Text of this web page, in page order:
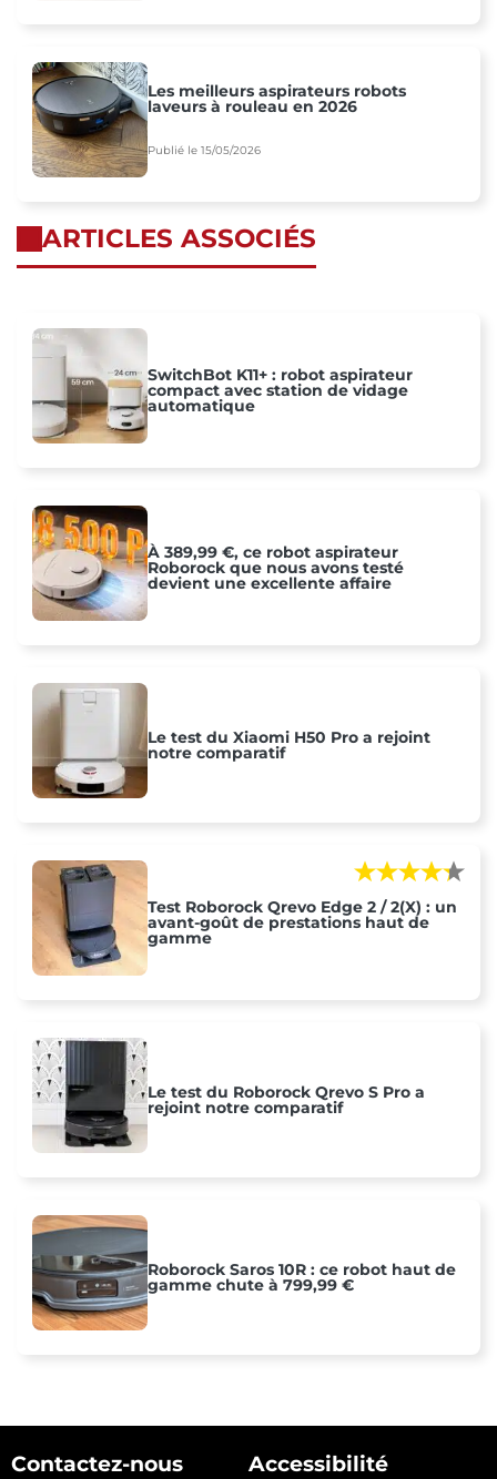
Les meilleurs aspirateurs robots
laveurs à rouleau en 2026
Publié le 15/05/2026
ARTICLES ASSOCIÉS
SwitchBot K11+ : robot aspirateur
compact avec station de vidage
automatique
À 389,99 €, ce robot aspirateur
Roborock que nous avons testé
devient une excellente affaire
Le test du Xiaomi H50 Pro a rejoint
notre comparatif
Test Roborock Qrevo Edge 2 / 2(X) : un
avant-goût de prestations haut de
gamme
Le test du Roborock Qrevo S Pro a
rejoint notre comparatif
Roborock Saros 10R : ce robot haut de
gamme chute à 799,99 €
Contactez-nous Accessibilité